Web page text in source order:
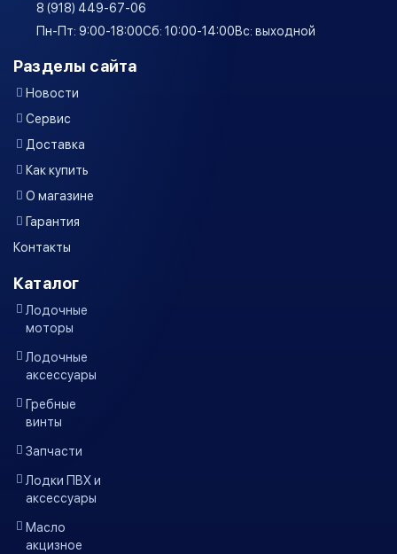
8 (918) 449-67-06
Пн-Пт: 9:00-18:00Сб: 10:00-14:00Вс: выходной
Разделы сайта
Новости
Сервис
Доставка
Как купить
О магазине
Гарантия
Контакты
Каталог
Лодочные
моторы
Лодочные
аксессуары
Гребные
винты
Запчасти
Лодки ПВХ и
аксессуары
Масло
акцизное